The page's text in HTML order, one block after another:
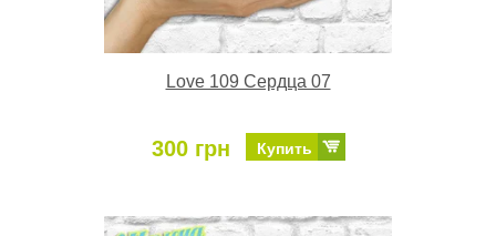
Love 109 Сердца 07
300 грн Купить